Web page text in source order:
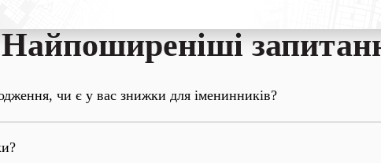
Найпоширеніші
чи є у вас знижки для іменинників?